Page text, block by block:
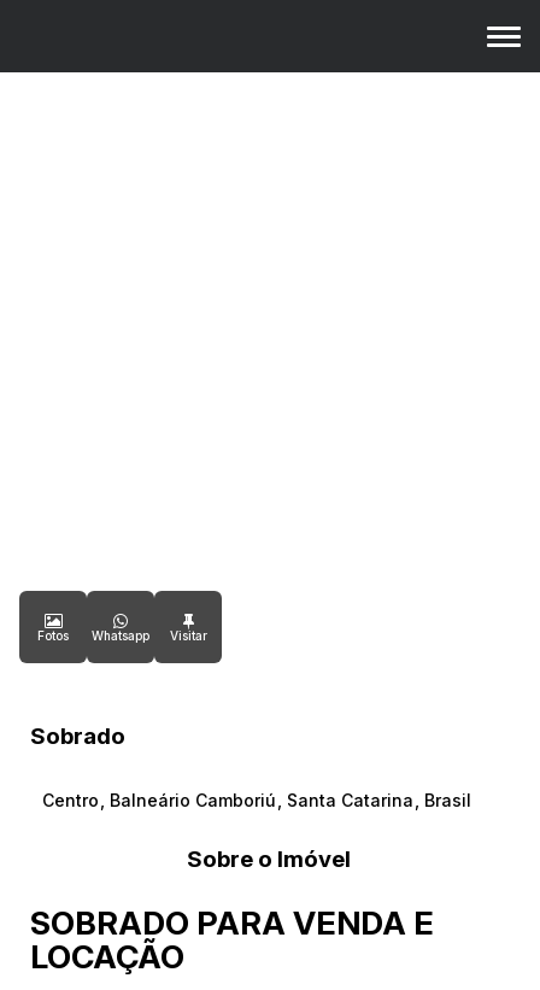
Fotos Whatsapp
Sobrado
Centro Balneário Camboriú Santa Catarina Brasil
Sobre o Imóvel
SOBRADO PARA VENDA E
LOCAÇÃO